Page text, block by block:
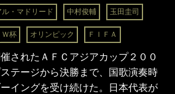
ル・マドリード 中村俊輔 玉田圭司
Ｗ杯 オリンピック ＦＩＦＡ
されたＡＦＣアジアカップ２００
テージから決勝まで、国歌演奏時
イングを受け続けた。日本代表が